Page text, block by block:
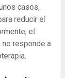
casos,
reducir el
el
responde a